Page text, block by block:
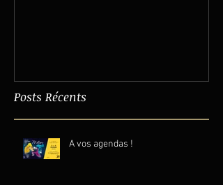
Posts Récents
A vos agendas !